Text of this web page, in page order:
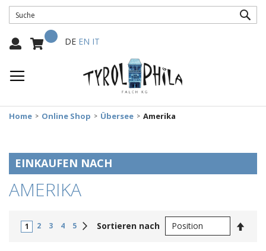
Mein Warenkorb
Select
DE EN IT
Home Online Shop Übersee Amerika
AMERIKA
1 2 3 4 5 Weiter
Sortieren nach
EINKAUFEN NACH